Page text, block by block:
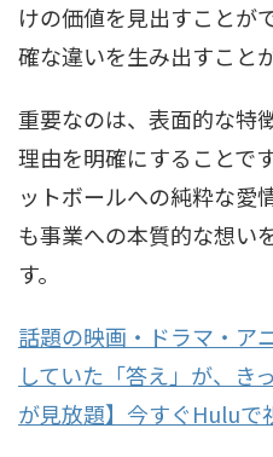
けの価値を見出すことが
確な違いを生み出すこと
重要なのは、表面的な特
理由を明確にすることで
ットボールへの純粋な愛
も事業への本質的な想い
す。
話題の映画・ドラマ・ア
していた「答え」が、き
が見放題】今すぐHulu